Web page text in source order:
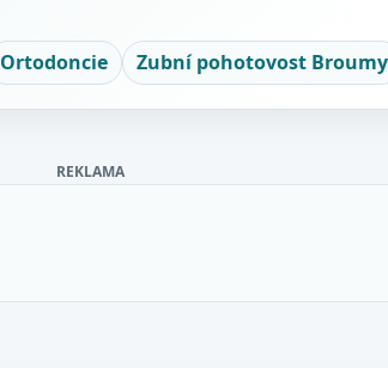
Ortodoncie Zubní pohotovost Broumy
REKLAMA